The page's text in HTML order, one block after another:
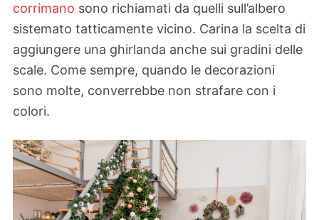
corrimano sono richiamati da quelli sull’albero
sistemato tatticamente vicino. Carina la scelta di
aggiungere una ghirlanda anche sui gradini delle
scale. Come sempre, quando le decorazioni
sono molte, converrebbe non strafare con i
colori.